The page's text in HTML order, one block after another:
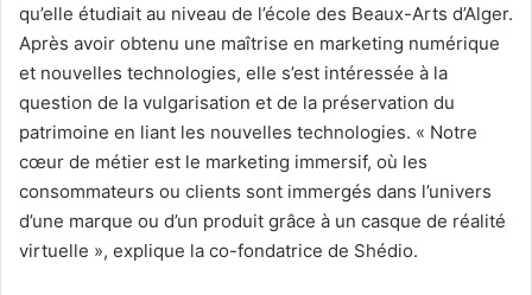
qu’elle étudiait au niveau de l’école des Beaux-Arts d’Alger.
Après avoir obtenu une maîtrise en marketing numérique
et nouvelles technologies, elle s’est intéressée à la
question de la vulgarisation et de la préservation du
patrimoine en liant les nouvelles technologies. « Notre
cœur de métier est le marketing immersif, où les
consommateurs ou clients sont immergés dans l’univers
d’une marque ou d’un produit grâce à un casque de réalité
virtuelle », explique la co-fondatrice de Shédio.